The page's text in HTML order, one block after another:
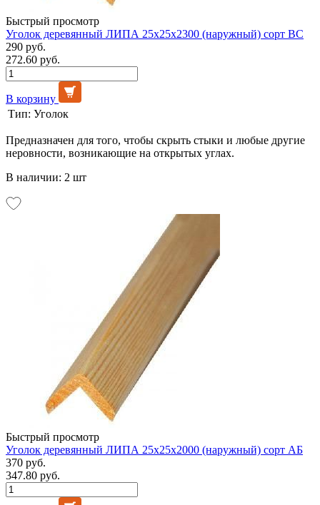
Быстрый просмотр
Уголок деревянный ЛИПА 25х25х2300 (наружный) сорт ВС
290 руб.
272.60 руб.
В корзину
Тип: Уголок
Предназначен для того, чтобы скрыть стыки и любые другие
неровности, возникающие на открытых углах.
В наличии: 2 шт
Быстрый просмотр
Уголок деревянный ЛИПА 25х25х2000 (наружный) сорт АБ
370 руб.
347.80 руб.